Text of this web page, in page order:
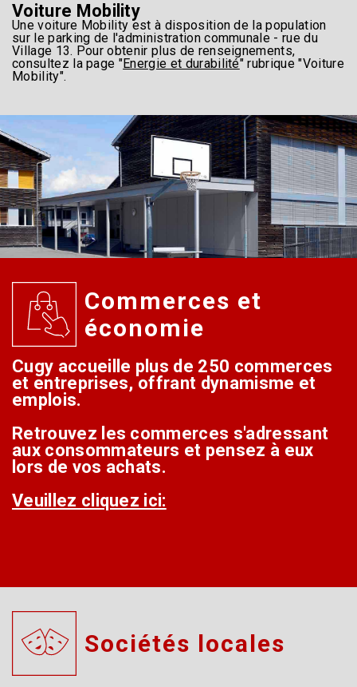
Voiture Mobility
Une voiture Mobility est à disposition de la population
sur le parking de l'administration communale - rue du
Village 13. Pour obtenir plus de renseignements,
consultez la page "Energie et durabilité" rubrique "Voiture
Mobility".
Commerces et
économie
Cugy accueille plus de 250 commerces
et entreprises, offrant dynamisme et
emplois.
Retrouvez les commerces s'adressant
aux consommateurs et pensez à eux
lors de vos achats.
Veuillez cliquez ici:
Sociétés locales